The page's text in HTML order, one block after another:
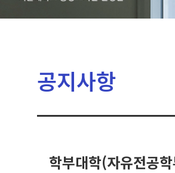
공지사항
학부대학(자유전공